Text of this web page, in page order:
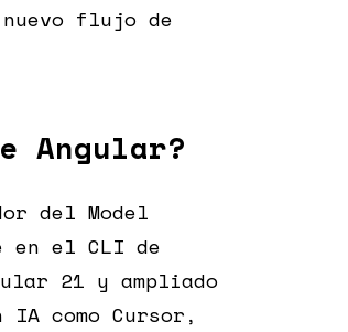
flujo de
Angular?
del Model
en el CLI de
21 y ampliado
como Cursor,